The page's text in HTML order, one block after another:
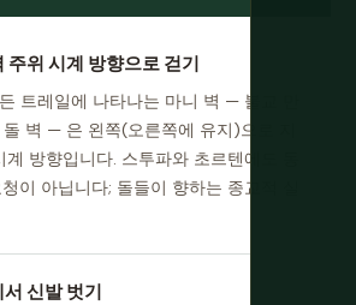
주위 시계 방향으로 걷기
트레일에 나타나는 마니 벽 — 불교 만
벽 — 은 왼쪽(오른쪽에 유지)으로 지
방향입니다. 스투파와 초르텐에도 동
이 아닙니다; 돌들이 향하는 종교적 실
신발 벗기